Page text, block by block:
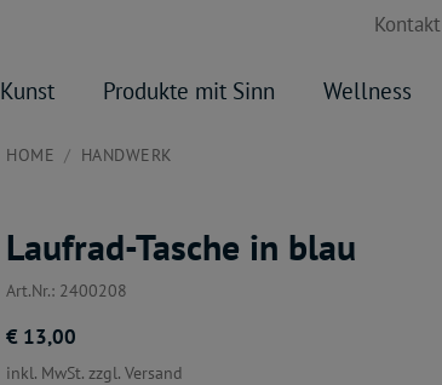
Kontakt
Kunst Produkte mit Sinn Wellness
HOME HANDWERK
Laufrad-Tasche in blau
Art.Nr.: 2400208
€ 13,00
inkl. MwSt. zzgl. Versand